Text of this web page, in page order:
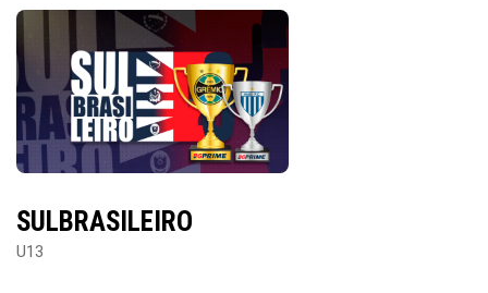
SULBRASILEIRO
U13